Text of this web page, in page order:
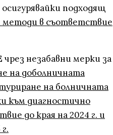
подходящ
методи в съответствие
чрез незабавни мерки за
на доболничната
на болничната
към диагностично
до края на 2024 г. и